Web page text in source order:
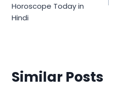
Horoscope Today in
Hindi
Similar Posts